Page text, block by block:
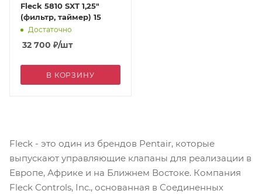
Fleck 5810 SXT 1,25"
(фильтр, таймер) 15
Достаточно
32 700 ₽/шт
В КОРЗИНУ
Fleck - это один из брендов Pentair, которые
выпускают управляющие клапаны для реализации в
Европе, Африке и на Ближнем Востоке. Компания
Fleck Controls, Inc., основанная в Соединенных